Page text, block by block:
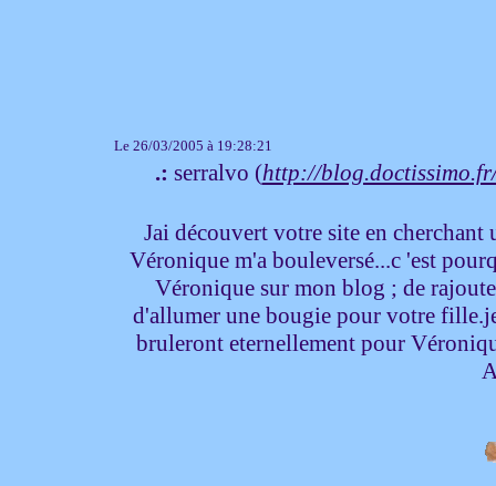
Le 26/03/2005 à 19:28:21
.: serralvo (http://
Jai découvert votre site en
Véronique m'a bouleversé...c 'est
Véronique sur mon blog ; de
d'allumer une bougie pour votre
bruleront eternellement pour